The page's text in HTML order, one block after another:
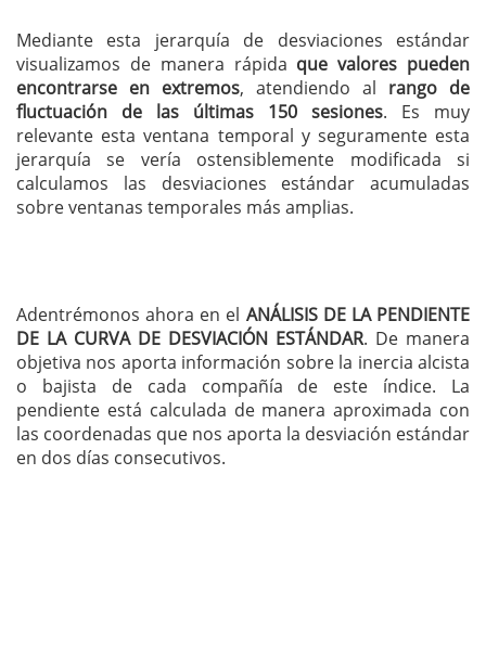
Mediante esta jerarquía de desviaciones estándar
visualizamos de manera rápida que valores pueden
encontrarse en extremos, atendiendo al rango de
fluctuación de las últimas 150 sesiones. Es muy
relevante esta ventana temporal y seguramente esta
jerarquía se vería ostensiblemente modificada si
calculamos las desviaciones estándar acumuladas
sobre ventanas temporales más amplias.
Adentrémonos ahora en el ANÁLISIS DE LA PENDIENTE
DE LA CURVA DE DESVIACIÓN ESTÁNDAR. De manera
objetiva nos aporta información sobre la inercia alcista
o bajista de cada compañía de este índice. La
pendiente está calculada de manera aproximada con
las coordenadas que nos aporta la desviación estándar
en dos días consecutivos.